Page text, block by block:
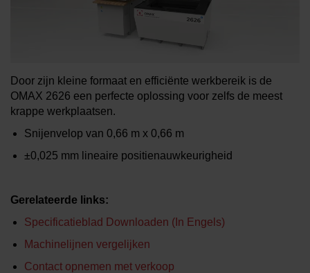
Door zijn kleine formaat en efficiënte werkbereik is de
OMAX 2626 een perfecte oplossing voor zelfs de meest
krappe werkplaatsen.
Snijenvelop van 0,66 m x 0,66 m
±0,025 mm lineaire positienauwkeurigheid
Gerelateerde links:
Specificatieblad Downloaden (in Engels)
Machinelijnen vergelijken
Contact opnemen met verkoop